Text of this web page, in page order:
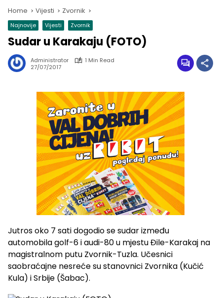
Home Vijesti Zvornik
Najnovije Vijesti Zvornik
Sudar u Karakaju (FOTO)
Administrator
1 Min Read
27/07/2017
Jutros oko 7 sati dogodio se sudar između
automobila golf-6 i audi-80 u mjestu Đile-Karakaj na
magistralnom putu Zvornik-Tuzla. Učesnici
saobraćajne nesreće su stanovnici Zvornika (Kučić
Kula) i Srbije (Šabac).